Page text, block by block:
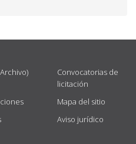
Convocatorias de
licitación
Mapa del sitio
Aviso jurídico